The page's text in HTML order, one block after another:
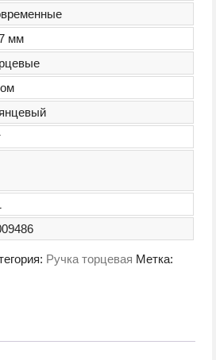
мм
Ручка торцевая Метка: